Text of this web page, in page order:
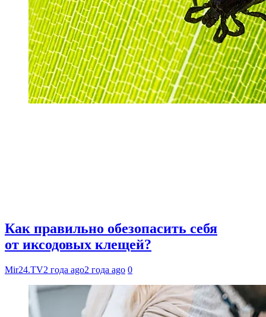
Как правильно обезопасить себя
от иксодовых клещей?
Mir24.TV2 года ago2 года ago 0